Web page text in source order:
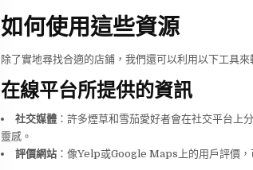
如何使用這些資源
除了實地尋找合適的店鋪，我們還可以利用以下工具來
在線平台所提供的資訊
社交媒體：許多煙草和雪茄愛好者會在社交平台上
靈感。
評價網站：像Yelp或Google Maps上的用戶評價，